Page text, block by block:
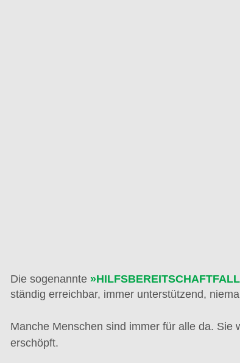
Die sogenannte
ständig erreichbar, immer unterstützend,
Manche Menschen sind immer für alle da. Sie
erschöpft.